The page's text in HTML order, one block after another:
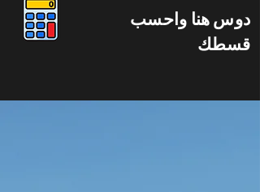
دوس هنا واحسب
قسطك